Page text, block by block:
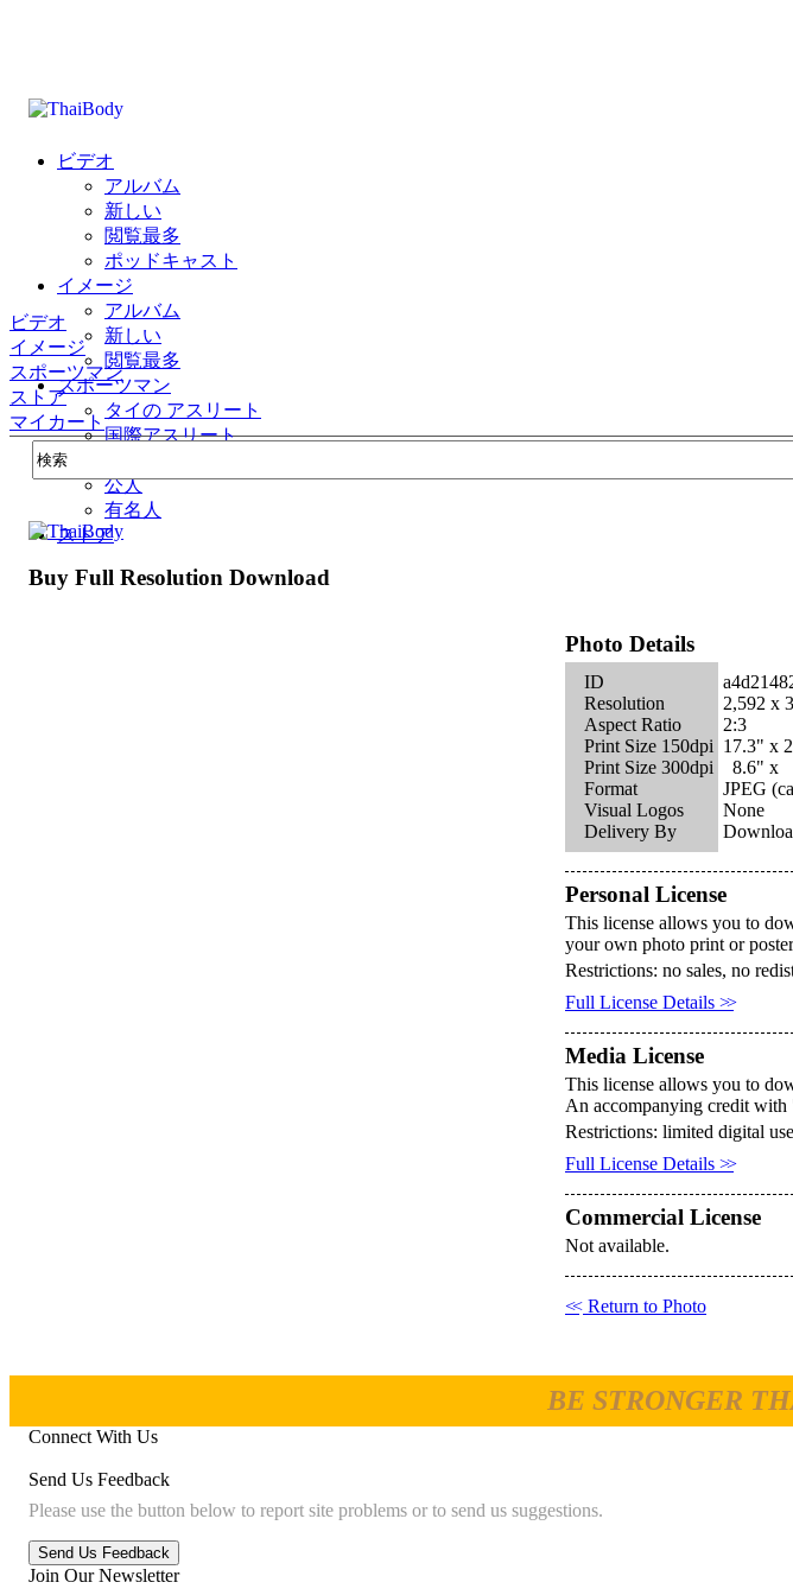
ビデオ
アルバム
新しい
閲覧最多
ポッドキャスト
イメージ
アルバム
新しい
閲覧最多
スポーツマン
タイの アスリート
国際アスリート
公人
有名人
ストア
ビデオ
イメージ
スポーツマン
ストア
マイカート
Buy Full Resolution Download
Photo Details
ID
Resolution
2,592 x
Aspect Ratio
2:3
Print Size 150dpi 17.3" x
Print Size 300dpi
8.6" x
Format
JPEG
Visual Logos
None
Delivery By
Personal License
This license allows you to
your own photo print or
Restrictions: no sales, no
Full License Details >>
Media License
This license allows you to
An accompanying credit
Restrictions: limited digital
Full License Details >>
Commercial License
Not available.
<< Return to Photo
BE STRONGER
Connect With Us
Send Us Feedback
Please use the button below to report site problems or to send us suggestions.
Join Our Newsletter